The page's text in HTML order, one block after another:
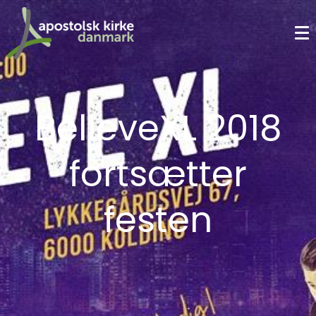
BelieveXL 2018
fortsætter
festen